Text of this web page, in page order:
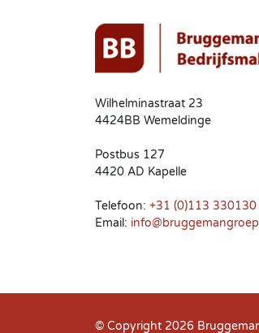
Wilhelminastraat 23
4424BB Wemeldinge
Postbus 127
4420 AD Kapelle
Telefoon: +31 (0)113 330130
Email:
© Copyright 2026